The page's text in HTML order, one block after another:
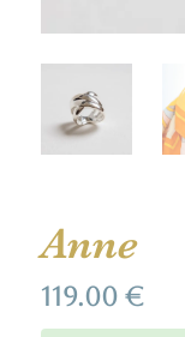
Anne
119.00 €